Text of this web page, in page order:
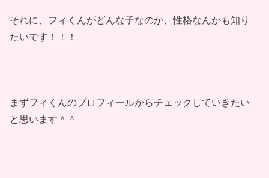
それに、フィくんがどんな子なのか、性格なんかも知り
たいです！！！
まずフィくんのプロフィールからチェックしていきたい
と思います＾＾